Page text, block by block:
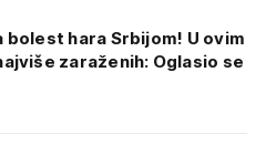
bolest hara Srbijom! U ovim
zaraženih: Oglasio se